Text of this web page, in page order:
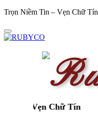
Trọn Niềm Tin – Vẹn Chữ Tín
- Vẹn Chữ Tín